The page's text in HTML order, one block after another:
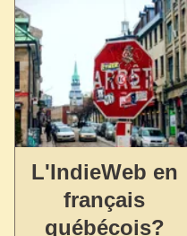
L'IndieWeb en
français
québécois?